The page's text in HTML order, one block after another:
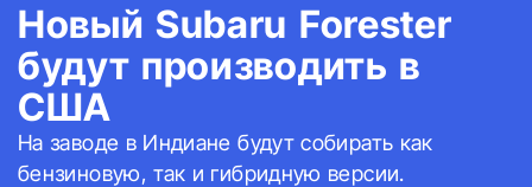
Новый Subaru Forester
будут производить в
США
На заводе в Индиане будут собирать как
бензиновую, так и гибридную версии.